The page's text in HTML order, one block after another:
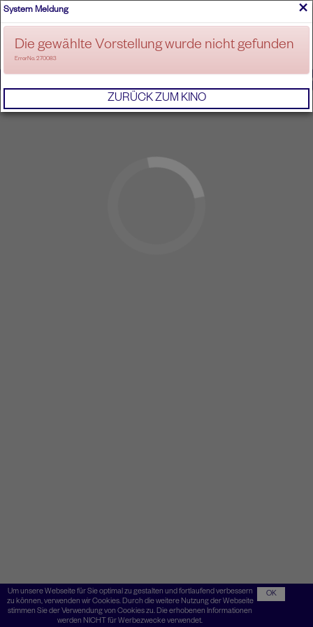
ANMELDEN
Um unsere Webseite für Sie optimal zu gestalten und fortlaufend verbessern
zu können, verwenden wir Cookies. Durch die weitere Nutzung der Webseite
stimmen Sie der Verwendung von Cookies zu. Die erhobenen Informationen
werden NICHT für Werbezwecke verwendet.
OK
×
System Meldung
Die gewählte Vorstellung wurde nicht gefunden
ErrorNo. 270083
ZURÜCK ZUM KINO